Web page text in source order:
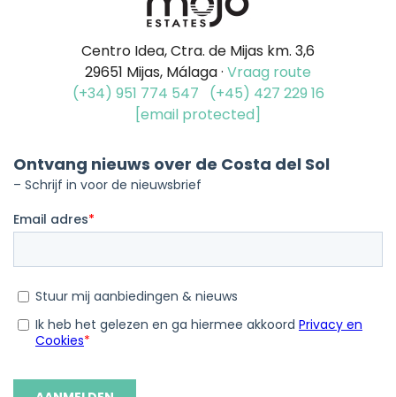
Centro Idea, Ctra. de Mijas km. 3,6
29651 Mijas, Málaga · Vraag route
(+34) 951 774 547
(+45) 427 229 16
[email protected]